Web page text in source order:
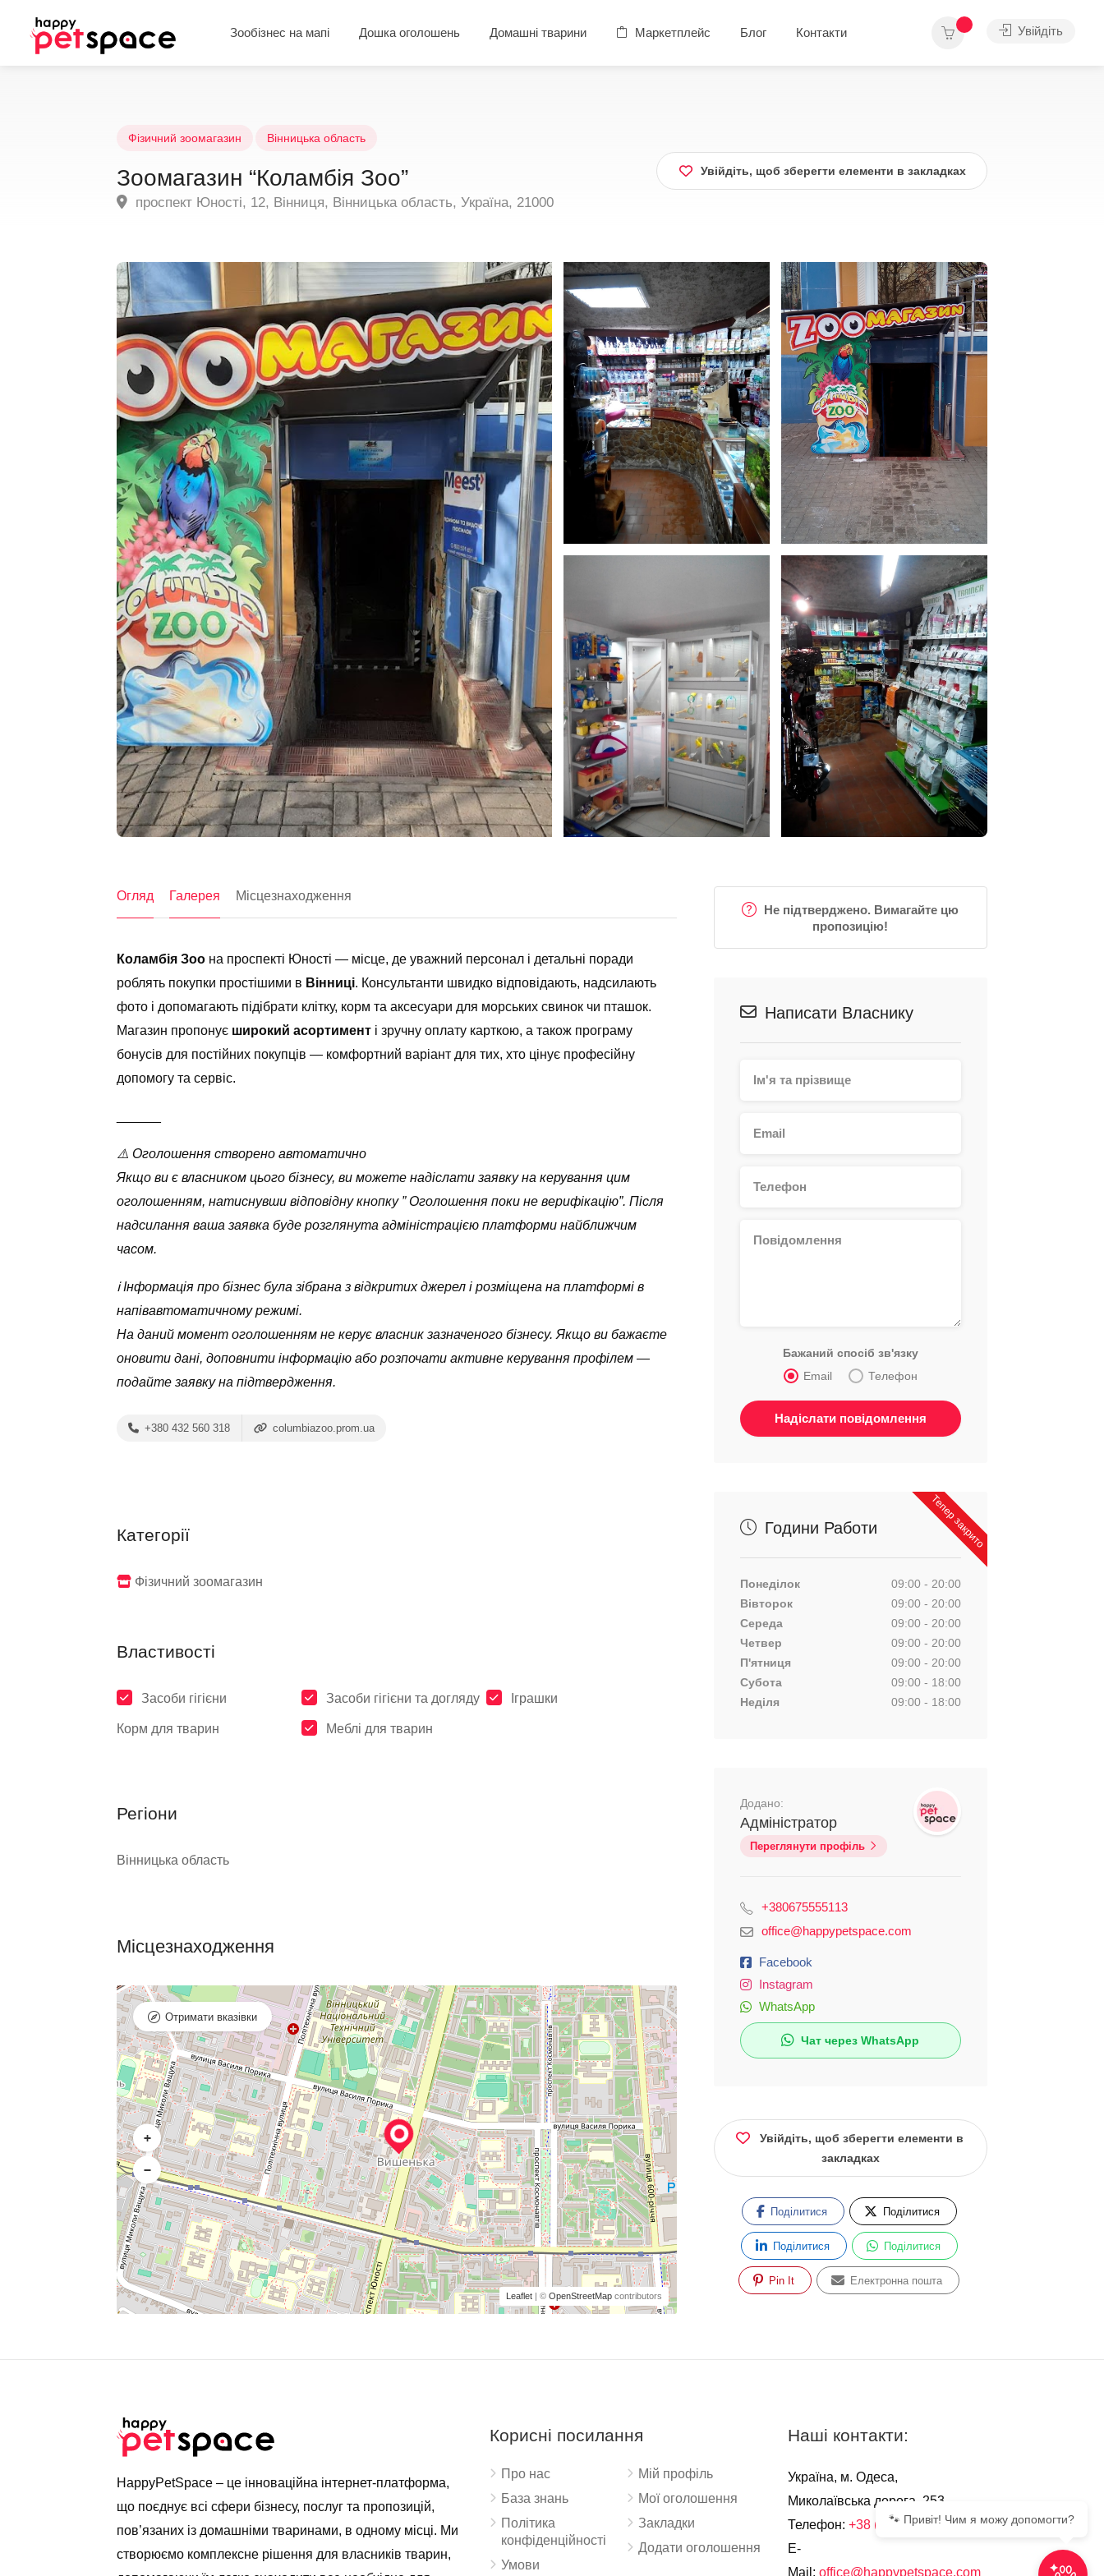
Зообізнес на мапі Дошка оголошень Домашні тварини Маркетплейс Блог Контакти Увійдіть
Фізичний зоомагазин Вінницька область
Зоомагазин “Коламбія Зоо”
проспект Юності, 12, Вінниця, Вінницька область, Україна, 21000
Увійдіть, щоб зберегти елементи в закладках
Огляд Галерея Місцезнаходження
Коламбія Зоо на проспекті Юності — місце, де уважний персонал і детальні поради
роблять покупки простішими в Вінниці. Консультанти швидко відповідають, надсилають
фото і допомагають підібрати клітку, корм та аксесуари для морських свинок чи пташок.
Магазин пропонує широкий асортимент і зручну оплату карткою, а також програму
бонусів для постійних покупців — комфортний варіант для тих, хто цінує професійну
допомогу та сервіс.
⚠️ Оголошення створено автоматично
Якщо ви є власником цього бізнесу, ви можете надіслати заявку на керування цим
оголошенням, натиснувши відповідну кнопку ” Оголошення поки не верифікацію”. Після
надсилання ваша заявка буде розглянута адміністрацією платформи найближчим
часом.
ℹ️ Інформація про бізнес була зібрана з відкритих джерел і розміщена на платформі в
напівавтоматичному режимі.
На даний момент оголошенням не керує власник зазначеного бізнесу. Якщо ви бажаєте
оновити дані, доповнити інформацію або розпочати активне керування профілем —
подайте заявку на підтвердження.
+380 432 560 318 columbiazoo.prom.ua
Категорії
Фізичний зоомагазин
Властивості
Засоби гігієни Засоби гігієни та догляду Іграшки
Корм для тварин Меблі для тварин
Регіони
Вінницька область
Місцезнаходження
+
−
Leaflet| © OpenStreetMapcontributors
Отримати вказівки
Не підтверджено. Вимагайте цю
пропозицію!
Написати Власнику
Бажаний спосіб зв'язку
Email
Телефон
Тепер закрито
Години Работи
Понеділок
09:00 - 20:00
Вівторок
09:00 - 20:00
Середа
09:00 - 20:00
Четвер
09:00 - 20:00
П'ятниця
09:00 - 20:00
Субота
09:00 - 18:00
Неділя
09:00 - 18:00
Додано:
Адміністратор
Переглянути профіль
+380675555113
office@happypetspace.com
Facebook
Instagram
WhatsApp
Чат через WhatsApp
Увійдіть, щоб зберегти елементи в
закладках
Поділитися Поділитися
Поділитися Поділитися
Pin It Електронна пошта
HappyPetSpace – це інноваційна інтернет-платформа,
що поєднує всі сфери бізнесу, послуг та пропозицій,
пов’язаних із домашніми тваринами, в одному місці. Ми
створюємо комплексне рішення для власників тварин,
Корисні посилання
Про нас
База знань
Політика
конфіденційності
Умови
Мій профіль
Мої оголошення
Закладки
Додати оголошення
Наші контакти:
Україна, м. Одеса,
Миколаївська дорога, 253
Телефон:+38 (067) 555-51-13
E-
Mail:office@happypetspace.com
🐾 Привіт! Чим я можу допомогти?